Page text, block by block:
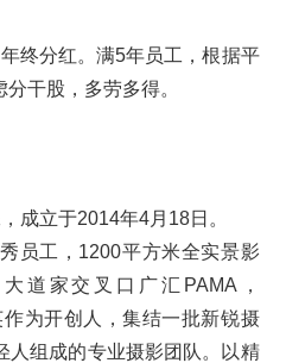
终分红。满5年员工，根据平
干股，多劳多得。
成立于2014年4月18日。
员工，1200平方米全实景影
道家交叉口广汇PAMA，
为开创人，集结一批新锐摄
人组成的专业摄影团队。以精